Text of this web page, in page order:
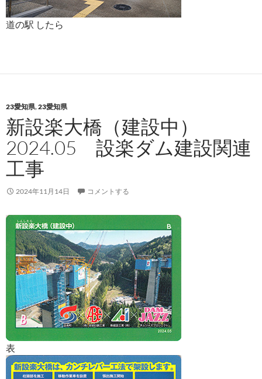
道の駅 したら
23愛知県,23愛知県
新設楽大橋（建設中）
2024.05 設楽ダム建設関連
工事
2024年11月14日 コメントする
表